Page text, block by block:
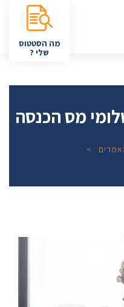
מה הסטטוס
שלי ?
מס הכנסה